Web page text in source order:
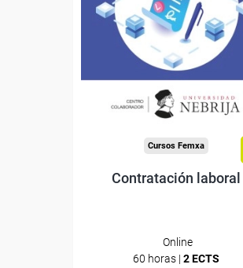
Sin requisitos de acceso
Doble titulación
Compra segura
Cursos Femxa
Contratación laboral
Online
60 horas | 2 ECTS